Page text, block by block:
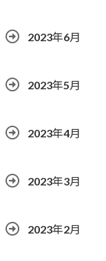
2023年6月
2023年5月
2023年4月
2023年3月
2023年2月